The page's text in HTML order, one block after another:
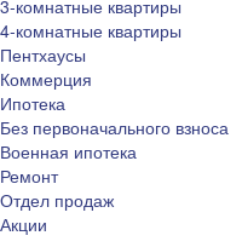
3-комнатные квартиры
4-комнатные квартиры
Пентхаусы
Коммерция
Ипотека
Без первоначального взноса
Военная ипотека
Ремонт
Отдел продаж
Акции